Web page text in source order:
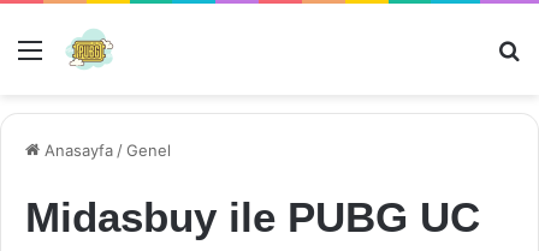
Menü
Anasayfa /Genel
Midasbuy ile PUBG UC